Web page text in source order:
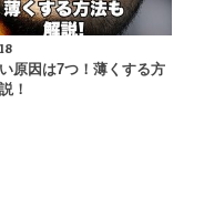
原因は7つ！薄くする方
！